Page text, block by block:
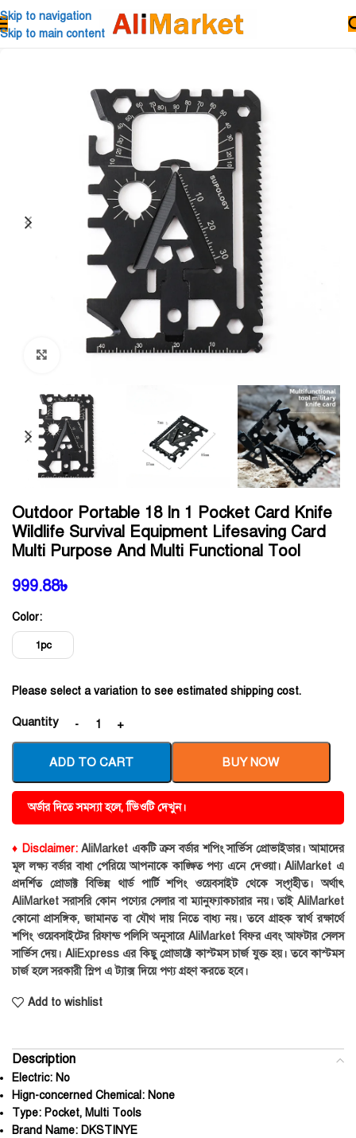
Skip to navigation
Skip to main content
Click to enlarge
Outdoor Portable 18 In 1 Pocket Card Knife
Wildlife Survival Equipment Lifesaving Card
Multi Purpose And Multi Functional Tool
999.88৳
Color:
1pc
Please select a variation to see estimated shipping cost.
Quantity
ADD TO CART BUY NOW
অর্ডার দিতে সমস্যা হলে, ভিিওটি দেখুন।
♦ Disclaimer:AliMarket একটি ক্রস বর্ডার শপিং সার্ভিস প্রোভাইডার। আমাদের
মূল লক্ষ্য বর্ডার বাধা পেরিয়ে আপনাকে কাঙ্ক্ষিত পণ্য এনে দেওয়া। AliMarket এ
প্রদর্শিত প্রোডাক্ট বিভিন্ন থার্ড পার্টি শপিং ওয়েবসাইট থেকে সংগৃহীত। অর্থাৎ
AliMarket সরাসরি কোন পণ্যের সেলার বা ম্যানুফ্যাকচারার নয়। তাই AliMarket
কোনো প্রাসঙ্গিক, জামানত বা যৌথ দায় নিতে বাধ্য নয়। তবে গ্রাহক স্বার্থ রক্ষার্থে
শপিং ওয়েবসাইটের রিফান্ড পলিসি অনুসারে AliMarket বিফর এবং আফটার সেলস
সার্ভিস দেয়। AliExpress এর কিছু প্রোডাক্টে কাস্টমস চার্জ যুক্ত হয়। তবে কাস্টমস
চার্জ হলে সরকারী স্লিপ এ ট্যাক্স দিয়ে পণ্য গ্রহণ করতে হবে।
Add to wishlist
Description
Electric: No
Hign-concerned Chemical: None
Type: Pocket, Multi Tools
Brand Name: DKSTINYE